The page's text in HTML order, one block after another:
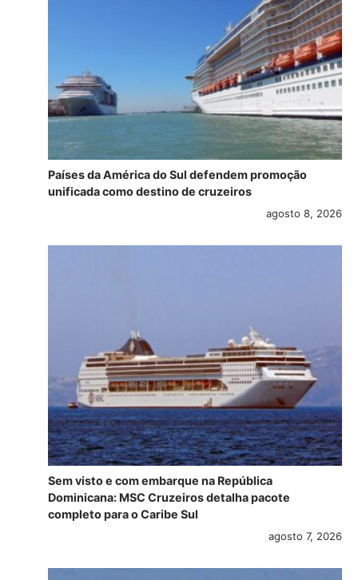
Países da América do Sul defendem promoção
unificada como destino de cruzeiros
agosto 8, 2026
Sem visto e com embarque na República
Dominicana: MSC Cruzeiros detalha pacote
completo para o Caribe Sul
agosto 7, 2026